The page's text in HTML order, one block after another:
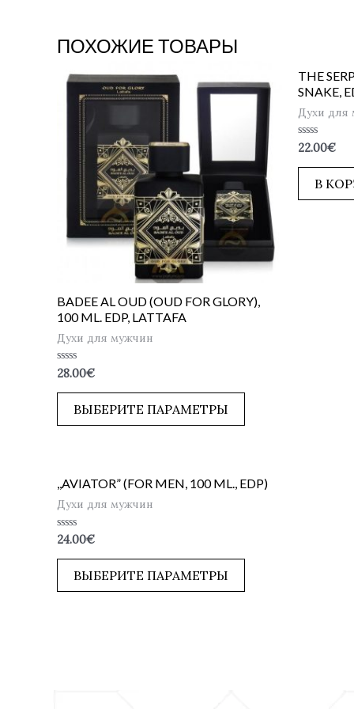
ПОХОЖИЕ ТОВАРЫ
BADEE AL OUD (OUD FOR GLORY),
100 ML. EDP, LATTAFA
Духи для мужчин
Оценка
из
28.00€
ВЫБЕРИТЕ ПАРАМЕТРЫ
THE
SNAKE,
Духи для
Оценка
из
22.00€
В
,,AVIATOR” (FOR MEN, 100 ML., EDP)
Духи для мужчин
Оценка
из
24.00€
ВЫБЕРИТЕ ПАРАМЕТРЫ